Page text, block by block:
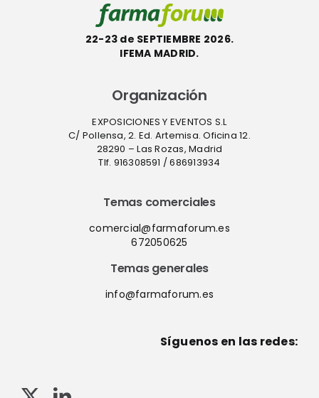
22-23 de SEPTIEMBRE 2026.
IFEMA MADRID.
Organización
EXPOSICIONES Y EVENTOS S.L
C/ Pollensa, 2. Ed. Artemisa. Oficina 12.
28290 – Las Rozas, Madrid
Tlf. 916308591 / 686913934
Temas comerciales
comercial@farmaforum.es
672050625
Temas generales
info@farmaforum.es
Síguenos en las redes: